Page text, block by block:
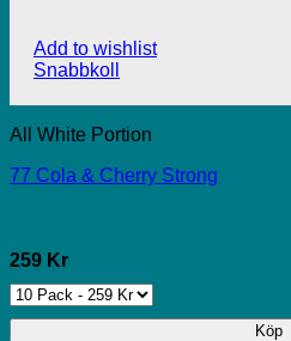
Add to wishlist
Snabbkoll
All White Portion
77 Cola & Cherry Strong
259 Kr
Köp